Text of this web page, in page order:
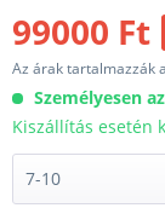
99000 Ft
Az árak tartalmazzák
Személyesen
Kiszállítás esetén